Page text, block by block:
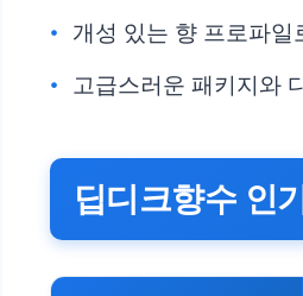
개성 있는 향 프로파일
고급스러운 패키지와
딥디크향수 인